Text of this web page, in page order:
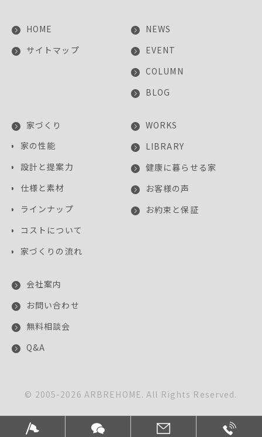
HOME
サイトマップ
NEWS
EVENT
COLUMN
BLOG
家づくり
家の性能
設計と提案力
仕様と素材
ラインナップ
コストについて
家づくりの流れ
WORKS
LIBRARY
健康に暮らせる家
お客様の声
お約束と保証
会社案内
お問い合わせ
無料相談会
Q&A
© 2005-2026 ARBREHOME. All Rights Reserved.
プライバシーポリシー 利用規約が適用されます。